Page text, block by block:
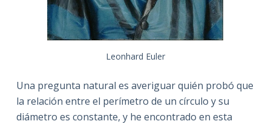
Leonhard Euler
Una pregunta natural es averiguar quién probó que
la relación entre el perímetro de un círculo y su
diámetro es constante, y he encontrado en esta